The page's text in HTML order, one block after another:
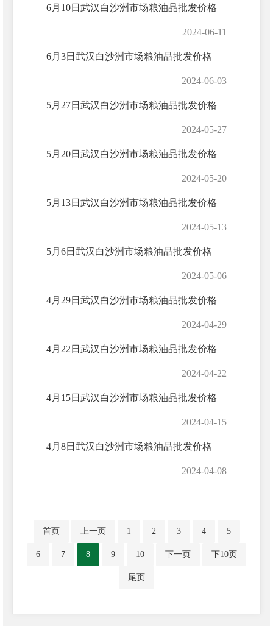
6月10日武汉白沙洲市场粮油品批发价格
2024-06-11
6月3日武汉白沙洲市场粮油品批发价格
2024-06-03
5月27日武汉白沙洲市场粮油品批发价格
2024-05-27
5月20日武汉白沙洲市场粮油品批发价格
2024-05-20
5月13日武汉白沙洲市场粮油品批发价格
2024-05-13
5月6日武汉白沙洲市场粮油品批发价格
2024-05-06
4月29日武汉白沙洲市场粮油品批发价格
2024-04-29
4月22日武汉白沙洲市场粮油品批发价格
2024-04-22
4月15日武汉白沙洲市场粮油品批发价格
2024-04-15
4月8日武汉白沙洲市场粮油品批发价格
2024-04-08
首页 上一页 1 2 3 4 5
6 7 8 9 10 下一页 下10页
尾页